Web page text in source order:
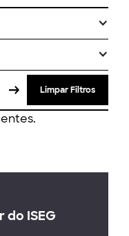
Limpar Filtros
do ISEG